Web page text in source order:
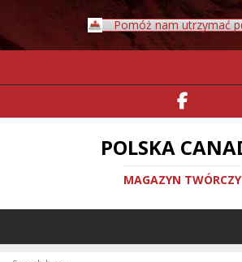
Pomóż nam utrzymać
POLSKA
MAGAZYN TWÓRCZY